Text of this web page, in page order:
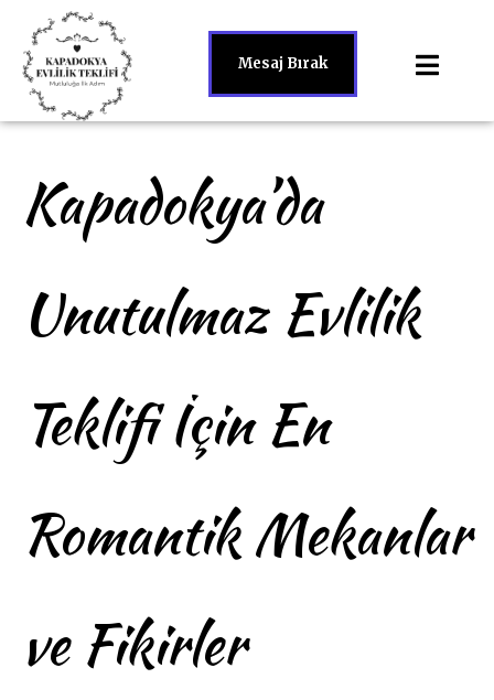
Mesaj Bırak
Kapadokya’da
Unutulmaz Evlilik
Teklifi İçin En
Romantik Mekanlar
ve Fikirler